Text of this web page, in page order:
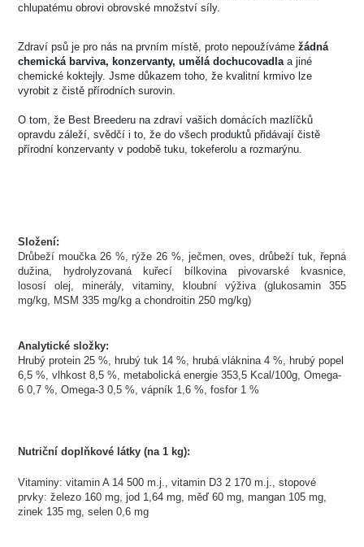
chlupatému obrovi obrovské množství síly.
Zdraví psů je pro nás na prvním místě, proto nepoužívámežádná
chemická barviva, konzervanty, umělá dochucovadlaa jiné
chemické koktejly. Jsme důkazem toho, že kvalitní krmivo lze
vyrobit z čistě přírodních surovin.
O tom, že Best Breederu na zdraví vašich domácích mazlíčků
opravdu záleží, svědčí i to, že do všech produktů přidávají čistě
přírodní konzervanty v podobě tuku, tokeferolu a rozmarýnu.
Složení:
Drůbeží moučka 26 %, rýže 26 %, ječmen, oves, drůbeží tuk, řepná
dužina, hydrolyzovaná kuřecí bílkovina pivovarské kvasnice,
lososí olej, minerály, vitaminy, kloubní výživa (glukosamin 355
mg/kg, MSM 335 mg/kg a chondroitin 250 mg/kg)
Analytické složky:
Hrubý protein 25 %, hrubý tuk 14 %, hrubá vláknina 4 %, hrubý popel
6,5 %, vlhkost 8,5 %, metabolická energie 353,5 Kcal/100g, Omega-
6 0,7 %, Omega-3 0,5 %, vápník 1,6 %, fosfor 1 %
Nutriční doplňkové látky (na 1 kg):
Vitaminy: vitamin A 14 500 m.j., vitamin D3 2 170 m.j., stopové
prvky: železo 160 mg, jod 1,64 mg, měď 60 mg, mangan 105 mg,
zinek 135 mg, selen 0,6 mg